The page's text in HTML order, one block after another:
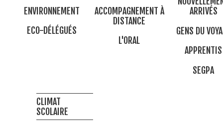
ENVIRONNEMENT
ECO-DÉLÉGUÉS
ACCOMPAGNEMENT À
DISTANCE
L'ORAL
ARRIVÉS
GENS DU
APPRENTIS
SEGPA
CLIMAT
SCOLAIRE